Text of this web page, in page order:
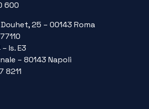
600
25 – 00143 Roma
Is. E3
– 80143 Napoli
8211